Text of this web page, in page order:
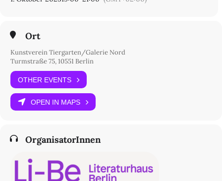
Ort
Kunstverein Tiergarten/Galerie Nord
Turmstraße 75, 10551 Berlin
OTHER EVENTS
OPEN IN MAPS
OrganisatorInnen